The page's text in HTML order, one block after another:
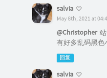
salvia
May 8th, 2021 at
@Christopher
有好多乱码黑色
回复
salvia